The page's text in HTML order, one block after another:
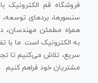
فروشگاه قم الکترونیک
سنسورها، بردهای
همراه مطمئن مهندسان،
به الکترونیک است. ما
سریع، تلاش می‌کنیم تا
مشتریان خود فراهم کنیم.